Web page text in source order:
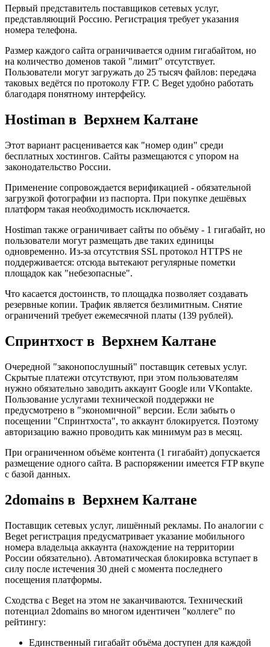
Первый представитель поставщиков сетевых услуг,
представляющий Россию. Регистрация требует указания
номера телефона.
Размер каждого сайта ограничивается одним гигабайтом, но
на количество доменов такой "лимит" отсутствует.
Пользователи могут загружать до 25 тысяч файлов: передача
таковых ведётся по протоколу FTP. С Beget удобно работать
благодаря понятному интерфейсу.
Hostiman в Верхнем Калтане
Этот вариант расценивается как "номер один" среди
бесплатных хостингов. Сайты размещаются с упором на
законодательство России.
Применение сопровождается верификацией - обязательной
загрузкой фотографии из паспорта. При покупке дешёвых
платформ такая необходимость исключается.
Hostiman также ограничивает сайты по объёму - 1 гигабайт, но
пользователи могут размещать две таких единицы
одновременно. Из-за отсутствия SSL протокол HTTPS не
поддерживается: отсюда вытекают регулярные пометки
площадок как "небезопасные".
Что касается достоинств, то площадка позволяет создавать
резервные копии. Трафик является безлимитным. Снятие
ограничений требует ежемесячной платы (139 рублей).
Спринтхост в Верхнем Калтане
Очередной "законопослушный" поставщик сетевых услуг.
Скрытые платежи отсутствуют, при этом пользователям
нужно обязательно заводить аккаунт Google или VKontakte.
Пользование услугами технической поддержки не
предусмотрено в "экономичной" версии. Если забыть о
посещении "Спринтхоста", то аккаунт блокируется. Поэтому
авторизацию важно проводить как минимум раз в месяц.
При ограниченном объёме контента (1 гигабайт) допускается
размещение одного сайта. В распоряжении имеется FTP вкупе
с базой данных.
2domains в Верхнем Калтане
Поставщик сетевых услуг, лишённый рекламы. По аналогии с
Beget регистрация предусматривает указание мобильного
номера владельца аккаунта (нахождение на территории
России обязательно). Автоматическая блокировка вступает в
силу после истечения 30 дней с момента последнего
посещения платформы.
Сходства с Beget на этом не заканчиваются. Технический
потенциал 2domains во многом идентичен "коллеге" по
рейтингу:
Единственный гигабайт объёма доступен для каждой